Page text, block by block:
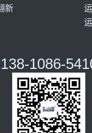
新
138-1086-